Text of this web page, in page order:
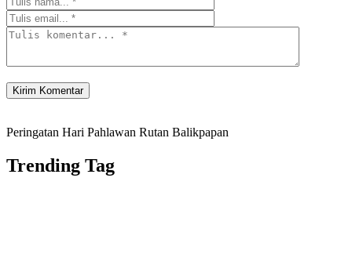
Peringatan Hari Pahlawan Rutan Balikpapan
Trending Tag